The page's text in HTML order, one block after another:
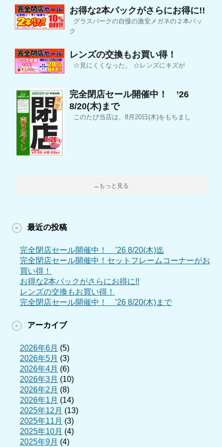
お得な2本パックがさらにお得に!!
グラスパークの自慢の激安メガネの２本パッ
ク
レンズの交換もお買い得！
☆見にくくなった。 ☆レンズにキズが
完全閉店セール開催中！ ’26
8/20(木)まで
このたび当店は、8月20日(木)をもちまし
→もっと見る
最近の投稿
完全閉店セール開催中！ ’26 8/20(木)迄
完全閉店セール開催中！セットフレームコーナーがお
買い得！
お得な2本パックがさらにお得に!!
レンズの交換もお買い得！
完全閉店セール開催中！ ’26 8/20(木)まで
アーカイブ
2026年6月 (5)
2026年5月 (3)
2026年4月 (6)
2026年3月 (10)
2026年2月 (8)
2026年1月 (14)
2025年12月 (13)
2025年11月 (3)
2025年10月 (4)
2025年9月 (4)